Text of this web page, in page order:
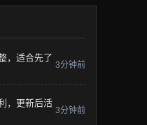
，适合先了
3分钟前
，更新后活
3分钟前